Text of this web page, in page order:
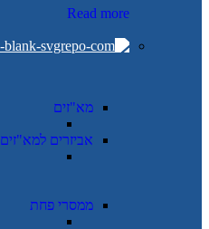
Read more
מא"זים
אביזרים למא"זים
ממסרי פחת